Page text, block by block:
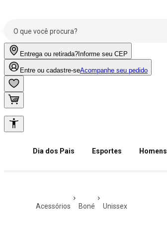
Entrega ou retirada? Informe seu CEP
Entre ou cadastre-seAcompanhe seu pedido
Dia dos Pais Esportes Homens
acessórios boné unissex